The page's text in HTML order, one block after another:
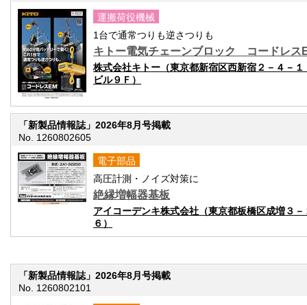
運搬荷役機械
1台で通常つりも逆さつりも
キトー電気チェーンブロック コードレス
株式会社キトー（東京都新宿区西新宿２－４－
ビル９Ｆ）
「新製品情報誌」2026年8月号掲載
No. 1260802605
電子部品
高圧計測・ノイズ対策に
絶縁増幅器基板
アイコーデンキ株式会社（東京都板橋区成増３－
６）
「新製品情報誌」2026年8月号掲載
No. 1260802101